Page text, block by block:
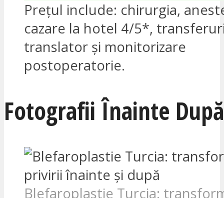
Prețul include: chirurgia,
cazare la hotel 4/5*,
translator și monitorizare
postoperatorie.
Fotografii Înainte După
Blefaroplastie Turcia: